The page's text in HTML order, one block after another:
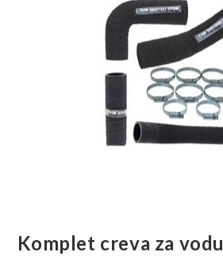
Komplet creva za vodu